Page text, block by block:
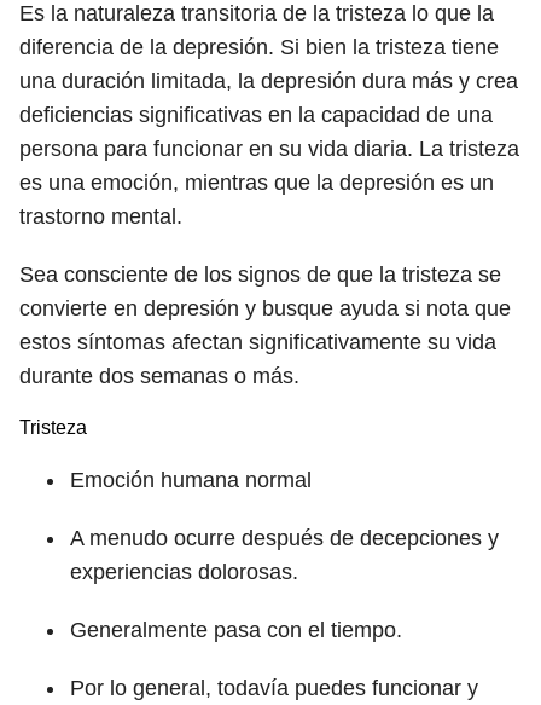
Es la naturaleza transitoria de la tristeza lo que la
diferencia de la depresión. Si bien la tristeza tiene
una duración limitada, la depresión dura más y crea
deficiencias significativas en la capacidad de una
persona para funcionar en su vida diaria. La tristeza
es una emoción, mientras que la depresión es un
trastorno mental.
Sea consciente de los signos de que la tristeza se
convierte en depresión y busque ayuda si nota que
estos síntomas afectan significativamente su vida
durante dos semanas o más.
Tristeza
Emoción humana normal
A menudo ocurre después de decepciones y
experiencias dolorosas.
Generalmente pasa con el tiempo.
Por lo general, todavía puedes funcionar y